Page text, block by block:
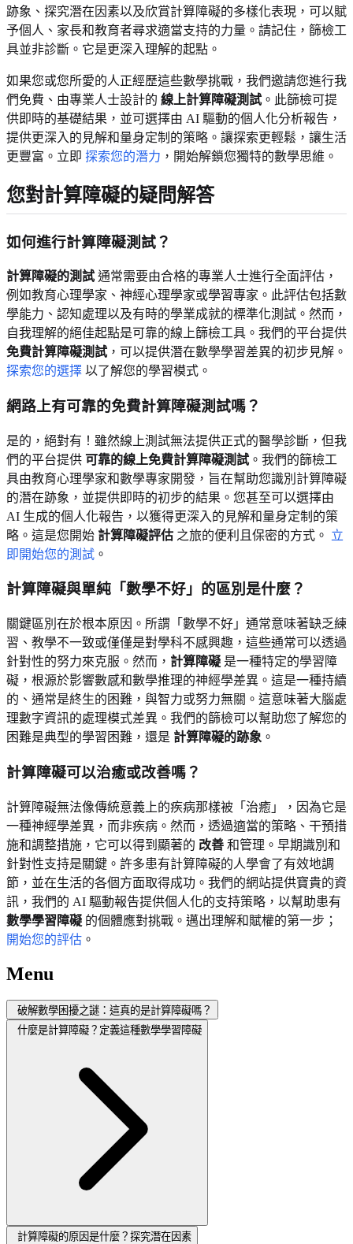
跡象、探究潛在因素以及欣賞計算障礙的多樣化表現，可以賦
予個人、家長和教育者尋求適當支持的力量。請記住，篩檢工
具並非診斷。它是更深入理解的起點。
如果您或您所愛的人正經歷這些數學挑戰，我們邀請您進行我
們免費、由專業人士設計的 線上計算障礙測試 。此篩檢可提
供即時的基礎結果，並可選擇由 AI 驅動的個人化分析報告，
提供更深入的見解和量身定制的策略。讓探索更輕鬆，讓生活
更豐富。立即 探索您的潛力 ，開始解鎖您獨特的數學思維。
您對計算障礙的疑問解答
如何進行計算障礙測試？
計算障礙的測試 通常需要由合格的專業人士進行全面評估，
例如教育心理學家、神經心理學家或學習專家。此評估包括數
學能力、認知處理以及有時的學業成就的標準化測試。然而，
自我理解的絕佳起點是可靠的線上篩檢工具。我們的平台提供
免費計算障礙測試 ，可以提供潛在數學學習差異的初步見解。
探索您的選擇 以了解您的學習模式。
網路上有可靠的免費計算障礙測試嗎？
是的，絕對有！雖然線上測試無法提供正式的醫學診斷，但我
們的平台提供 可靠的線上免費計算障礙測試 。我們的篩檢工
具由教育心理學家和數學專家開發，旨在幫助您識別計算障礙
的潛在跡象，並提供即時的初步的結果。您甚至可以選擇由
AI 生成的個人化報告，以獲得更深入的見解和量身定制的策
略。這是您開始 計算障礙評估 之旅的便利且保密的方式。 立
即開始您的測試 。
計算障礙與單純「數學不好」的區別是什麼？
關鍵區別在於根本原因。所謂「數學不好」通常意味著缺乏練
習、教學不一致或僅僅是對學科不感興趣，這些通常可以透過
針對性的努力來克服。然而， 計算障礙 是一種特定的學習障
礙，根源於影響數感和數學推理的神經學差異。這是一種持續
的、通常是終生的困難，與智力或努力無關。這意味著大腦處
理數字資訊的處理模式差異。我們的篩檢可以幫助您了解您的
困難是典型的學習困難，還是 計算障礙的跡象 。
計算障礙可以治癒或改善嗎？
計算障礙無法像傳統意義上的疾病那樣被「治癒」，因為它是
一種神經學差異，而非疾病。然而，透過適當的策略、干預措
施和調整措施，它可以得到顯著的 改善 和管理。早期識別和
針對性支持是關鍵。許多患有計算障礙的人學會了有效地調
節，並在生活的各個方面取得成功。我們的網站提供寶貴的資
訊，我們的 AI 驅動報告提供個人化的支持策略，以幫助患有
數學學習障礙 的個體應對挑戰。邁出理解和賦權的第一步；
開始您的評估 。
Menu
破解數學困擾之謎：這真的是計算障礙嗎？
什麼是計算障礙？定義這種數學學習障礙
計算障礙的原因是什麼？探究潛在因素